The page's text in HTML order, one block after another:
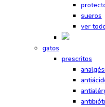
sueros
ver
gatos
prescritos